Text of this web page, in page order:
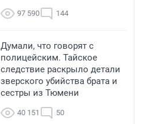
97 590 144
Думали, что говорят с
полицейским. Тайское
следствие раскрыло детали
зверского убийства брата и
сестры из Тюмени
40 151 50